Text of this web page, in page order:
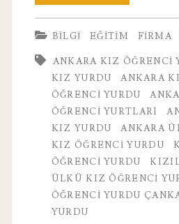
Öğrenci
Yurdu
BILGI EĞITIM FIRMA
ANKARA KIZ ÖĞRENCI
KIZ YURDU
ANKARA
ÖĞRENCI YURDU
ÖĞRENCI YURTLARI
KIZ YURDU
ANKARA
KIZ ÖĞRENCI YURDU
ÖĞRENCI YURDU
ÜLKÜ KIZ ÖĞRENCI
ÖĞRENCI YURDU
YURDU